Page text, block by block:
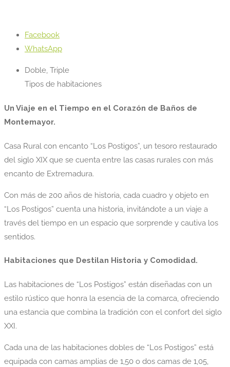
Facebook
WhatsApp
Doble, Triple
Tipos de habitaciones
Un Viaje en el Tiempo en el Corazón de Baños de
Montemayor.
Casa Rural con encanto “Los Postigos”, un tesoro restaurado
del siglo XIX que se cuenta entre las casas rurales con más
encanto de Extremadura.
Con más de 200 años de historia, cada cuadro y objeto en
“Los Postigos” cuenta una historia, invitándote a un viaje a
través del tiempo en un espacio que sorprende y cautiva los
sentidos.
Habitaciones que Destilan Historia y Comodidad.
Las habitaciones de “Los Postigos” están diseñadas con un
estilo rústico que honra la esencia de la comarca, ofreciendo
una estancia que combina la tradición con el confort del siglo
XXI.
Cada una de las habitaciones dobles de “Los Postigos” está
equipada con camas amplias de 1,50 o dos camas de 1,05,